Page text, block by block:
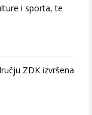
i sporta, te
ZDK izvršena